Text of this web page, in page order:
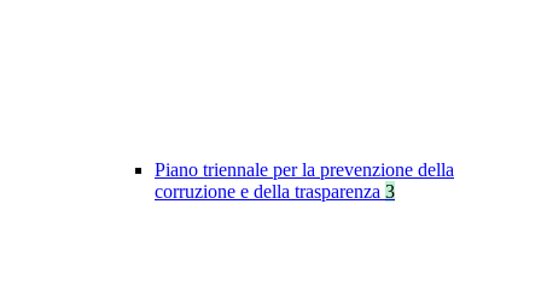
Piano triennale per la prevenzione della
corruzione e della trasparenza 3